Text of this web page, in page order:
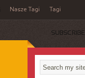
Nasze Tagi Tagi
SUBSCRIBE